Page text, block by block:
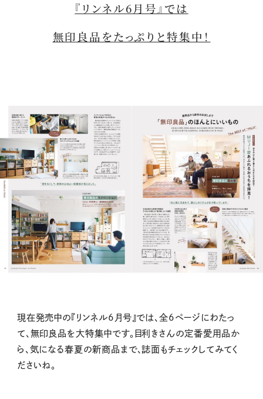
『リンネル6月号』では
無印良品をたっぷりと特集中！
現在発売中の『リンネル6月号』では、全6ページにわたっ
て、無印良品を大特集中です。目利きさんの定番愛用品か
ら、気になる春夏の新商品まで、誌面もチェックしてみてく
ださいね。